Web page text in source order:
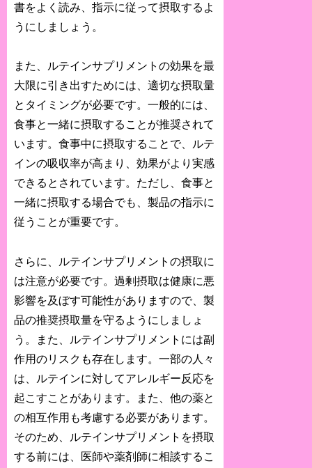
書をよく読み、指示に従って摂取するよ
うにしましょう。
また、ルテインサプリメントの効果を最
大限に引き出すためには、適切な摂取量
とタイミングが必要です。一般的には、
食事と一緒に摂取することが推奨されて
います。食事中に摂取することで、ルテ
インの吸収率が高まり、効果がより実感
できるとされています。ただし、食事と
一緒に摂取する場合でも、製品の指示に
従うことが重要です。
さらに、ルテインサプリメントの摂取に
は注意が必要です。過剰摂取は健康に悪
影響を及ぼす可能性がありますので、製
品の推奨摂取量を守るようにしましょ
う。また、ルテインサプリメントには副
作用のリスクも存在します。一部の人々
は、ルテインに対してアレルギー反応を
起こすことがあります。また、他の薬と
の相互作用も考慮する必要があります。
そのため、ルテインサプリメントを摂取
する前には、医師や薬剤師に相談するこ